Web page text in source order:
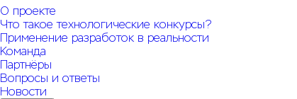
О проекте
Что такое технологические конкурсы?
Применение разработок в реальности
Команда
Партнёры
Вопросы и ответы
Новости